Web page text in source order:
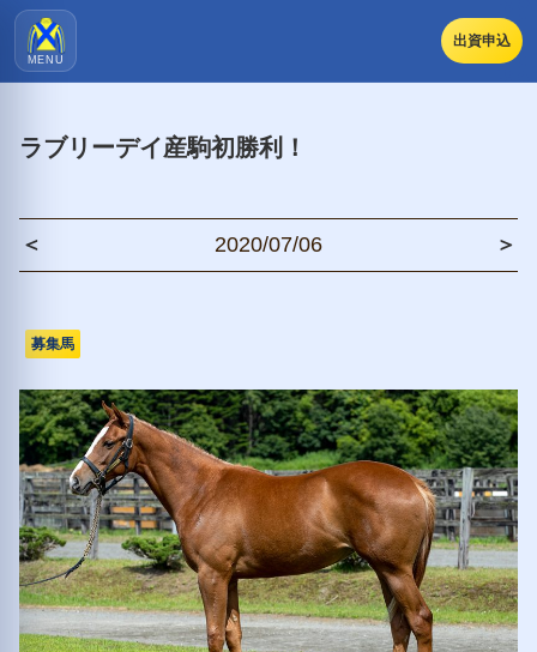
MENU
出資申込
ラブリーデイ産駒初勝利！
＜ 2020/07/06 ＞
募集馬